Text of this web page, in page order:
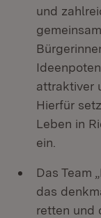
und
attraktiver
Hierfür
Leben in
ein.
Das Team
das
retten und